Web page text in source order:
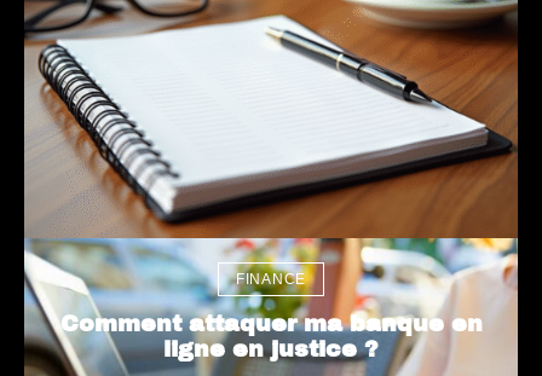
FINANCE
Comment attaquer ma banque en
ligne en justice ?